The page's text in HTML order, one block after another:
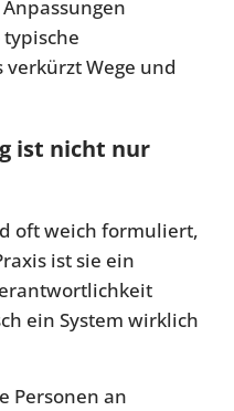
verkürzt Wege und
ist nicht nur
oft weich formuliert,
ist sie ein
ein System wirklich
Personen an